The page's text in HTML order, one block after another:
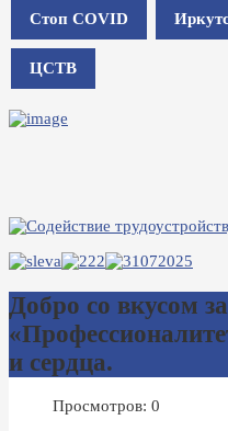
Стоп COVID
ЦСТВ
Добро со вкусом
и сердца.
Просмотров: 0